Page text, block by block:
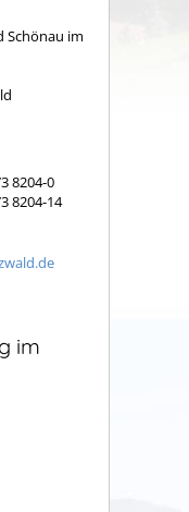
Schönau im
8204-0
8204-14
im